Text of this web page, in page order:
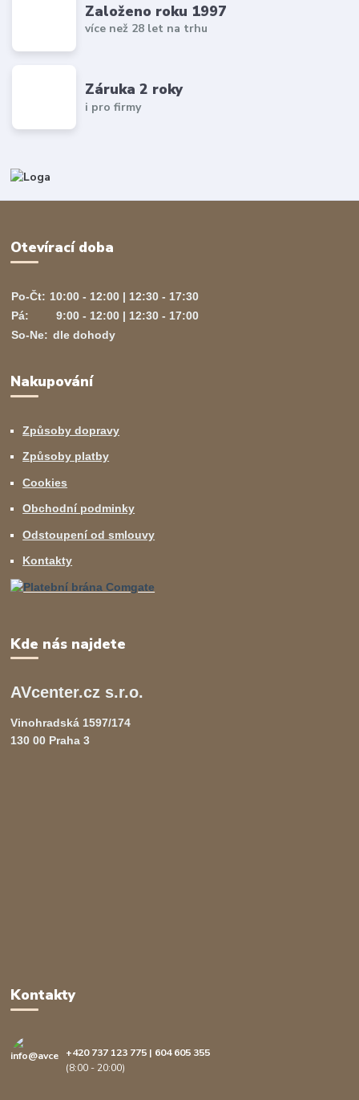
Založeno roku 1997
více než 28 let na trhu
Záruka 2 roky
i pro firmy
Otevírací doba
Po-Čt: 10:00 - 12:00 | 12:30 - 17:30
Pá:
9:00 - 12:00 | 12:30 - 17:00
So-Ne: dle dohody
Nakupování
Způsoby dopravy
Způsoby platby
Cookies
Obchodní podminky
Odstoupení od smlouvy
Kontakty
Kde nás najdete
AVcenter.cz s.r.o.
Vinohradská 1597/174
130 00 Praha 3
Kontakty
+420 737 123 775 | 604 605 355
(8:00 - 20:00)